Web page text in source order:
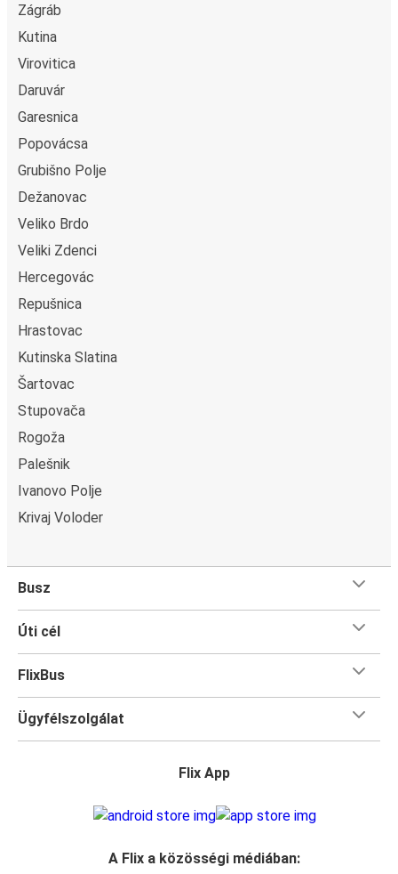
Zágráb
Kutina
Virovitica
Daruvár
Garesnica
Popovácsa
Grubišno Polje
Dežanovac
Veliko Brdo
Veliki Zdenci
Hercegovác
Repušnica
Hrastovac
Kutinska Slatina
Šartovac
Stupovača
Rogoža
Palešnik
Ivanovo Polje
Krivaj Voloder
Busz
Úti cél
FlixBus
Ügyfélszolgálat
Flix App
A Flix a közösségi médiában: